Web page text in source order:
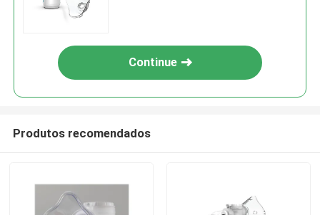
Continue
Produtos recomendados